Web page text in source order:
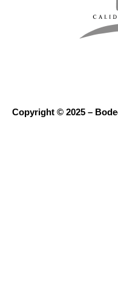
Copyright © 2025 –